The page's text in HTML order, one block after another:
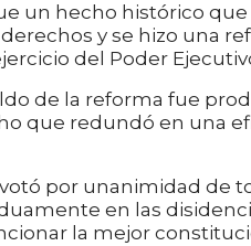
un hecho histórico que
y se hizo una
del Poder
de la reforma fue
que redundó en una
por unanimidad de
en las
la mejor